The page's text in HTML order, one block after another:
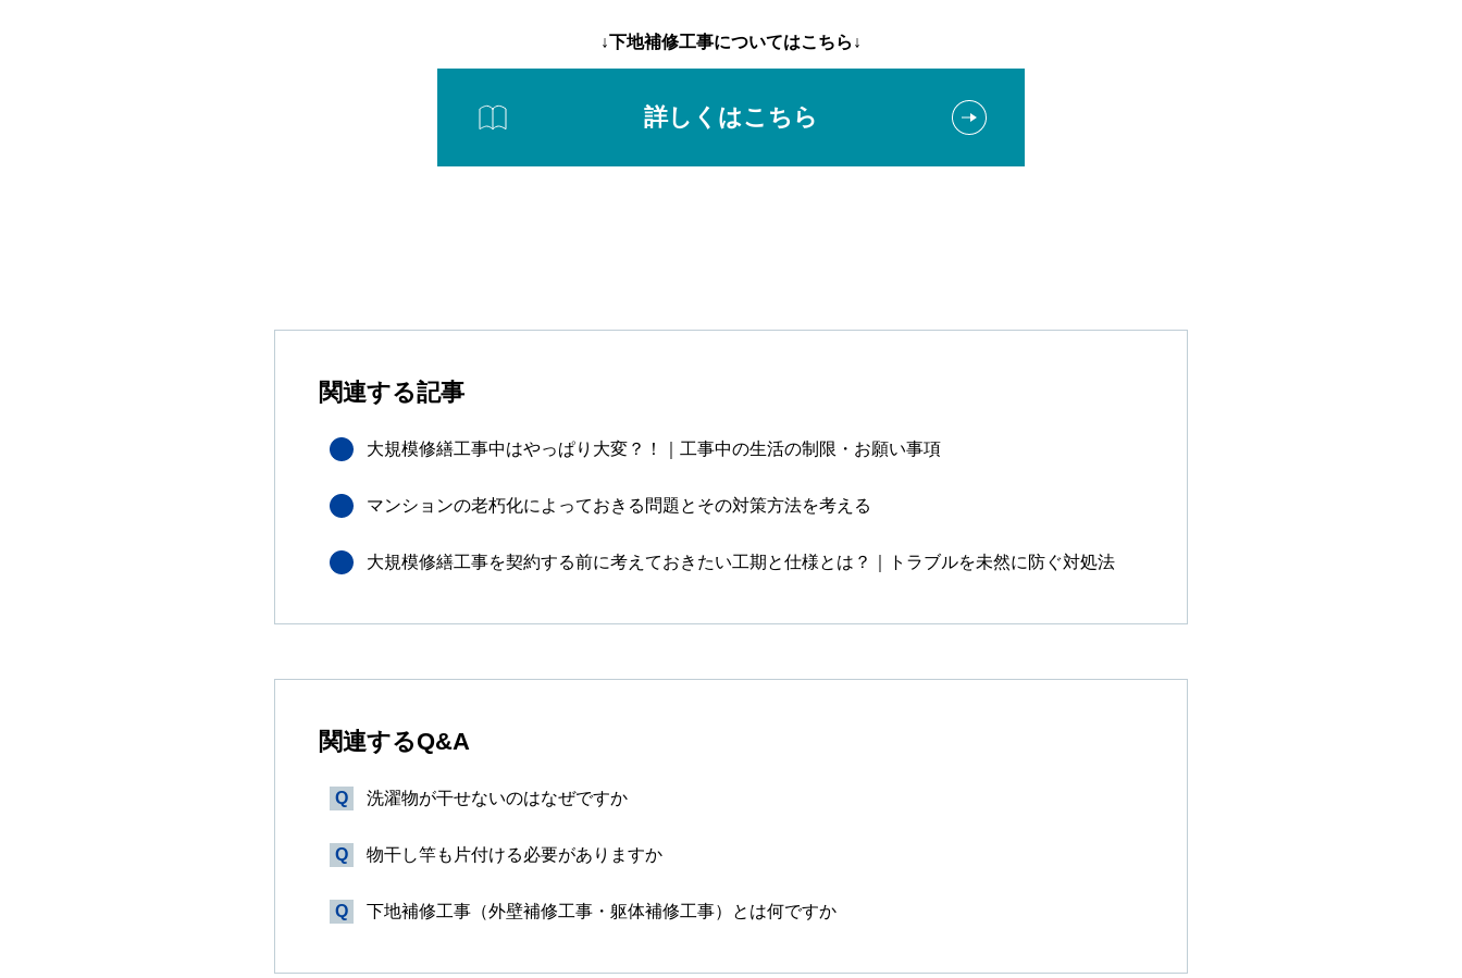
↓下地補修工事についてはこちら↓
詳しくはこちら
関連する記事
大規模修繕工事中はやっぱり大変？！｜工事中の生活の制限・お願い事項
マンションの老朽化によっておきる問題とその対策方法を考える
大規模修繕工事を契約する前に考えておきたい工期と仕様とは？｜トラブルを未然に防ぐ対処法
関連するQ&A
洗濯物が干せないのはなぜですか
物干し竿も片付ける必要がありますか
下地補修工事（外壁補修工事・躯体補修工事）とは何ですか